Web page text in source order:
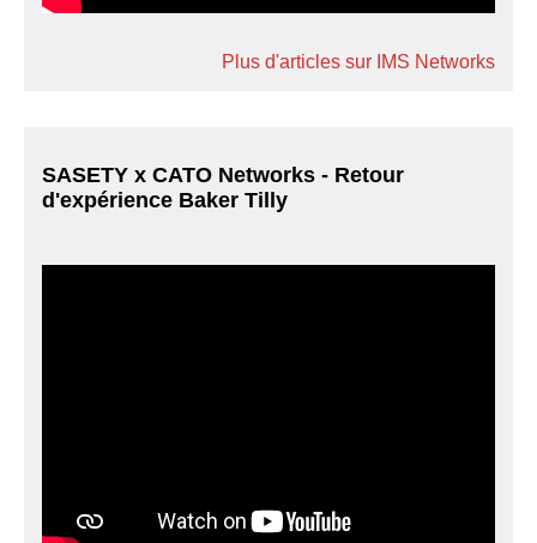
Plus d'articles sur IMS Networks
SASETY x CATO Networks - Retour
d'expérience Baker Tilly